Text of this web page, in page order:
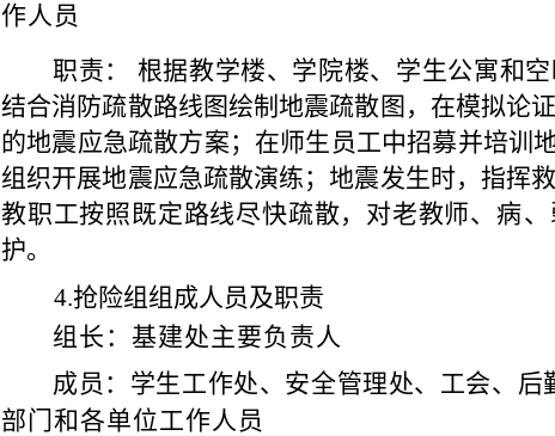
作人员
职责： 根据教学楼、学院楼、学生公寓和
结合消防疏散路线图绘制地震疏散图，在模拟论
的地震应急疏散方案；在师生员工中招募并培训
组织开展地震应急疏散演练；地震发生时，指挥
教职工按照既定路线尽快疏散，对老教师、病
护。
4.抢险组组成人员及职责
组 长：基建处主要负责人
成员：学生工作处、安全管理处、工会、后
部门和各单位工作人员